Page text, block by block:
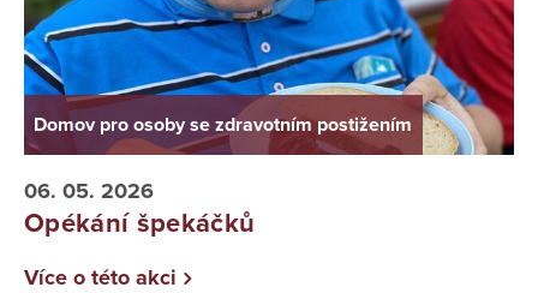
Domov pro osoby se zdravotním postižením
06. 05. 2026
Opékání špekáčků
Více o této akci